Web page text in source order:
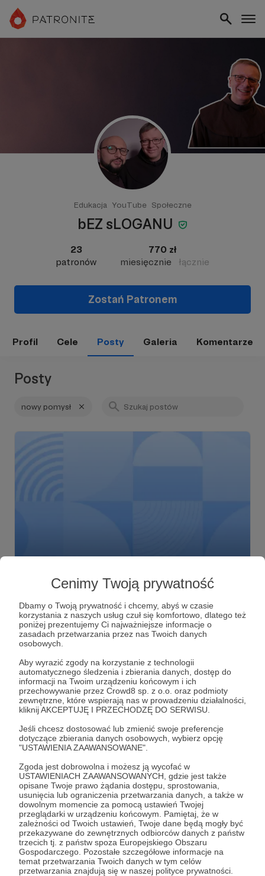
Cenimy Twoją prywatność
Dbamy o Twoją prywatność i chcemy, abyś w czasie
korzystania z naszych usług czuł się komfortowo, dlatego też
poniżej prezentujemy Ci najważniejsze informacje o
zasadach przetwarzania przez nas Twoich danych
osobowych.
Aby wyrazić zgody na korzystanie z technologii
automatycznego śledzenia i zbierania danych, dostęp do
informacji na Twoim urządzeniu końcowym i ich
przechowywanie przez Crowd8 sp. z o.o. oraz podmioty
zewnętrzne, które wspierają nas w prowadzeniu działalności,
kliknij AKCEPTUJĘ I PRZECHODZĘ DO SERWISU.
Jeśli chcesz dostosować lub zmienić swoje preferencje
dotyczące zbierania danych osobowych, wybierz opcję
"USTAWIENIA ZAAWANSOWANE".
Zgoda jest dobrowolna i możesz ją wycofać w
USTAWIENIACH ZAAWANSOWANYCH, gdzie jest także
opisane Twoje prawo żądania dostępu, sprostowania,
usunięcia lub ograniczenia przetwarzania danych, a także w
dowolnym momencie za pomocą ustawień Twojej
przeglądarki w urządzeniu końcowym. Pamiętaj, że w
zależności od Twoich ustawień, Twoje dane będą mogły być
przekazywane do zewnętrznych odbiorców danych z państw
trzecich tj. z państw spoza Europejskiego Obszaru
Gospodarczego. Pozostałe szczegółowe informacje na
temat przetwarzania Twoich danych w tym celów
przetwarzania znajdują się w naszej polityce prywatności.
Edukacja YouTube Społeczne
bEZ sLOGANU
23
patronów
770 zł
miesięcznie
łącznie
Zostań Patronem
Profil Cele Posty Galeria Komentarze
Posty
nowy pomysł
10.03.2021 Brak komentarzy
Będzie nowy cykl
Wielkim Poście cykl filmów z duchowości. A konkretniej
mówiąc o metodach w walce z pokusami :) 19 marca
chcemy rozpocząć nagrania. Prosimy o wsparcie i
dziękujemy za Waszą pomoc. Trzymajcie kciuki, by się
wszystko udało. Z modlitwą :
nowy pomysł nowy cykl pokusa
Dołącz do grona Patronów!
Wesprzyj działalność AutorabEZ sLOGANU już teraz!
Zostań Patronem